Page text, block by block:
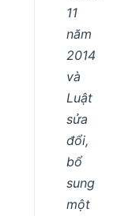
11
năm
2014
và
Luật
sửa
đổi,
bổ
sung
một